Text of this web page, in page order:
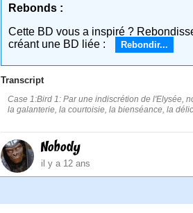
Rebonds :
Cette BD vous a inspiré ?
créant une BD liée :
Rebondir...
Transcript
Case 1:Bird 1: Par une indiscrétion de l'Elysée,
la galanterie, la courtoisie, la bienséance, la
Nobody
il y a 12 ans